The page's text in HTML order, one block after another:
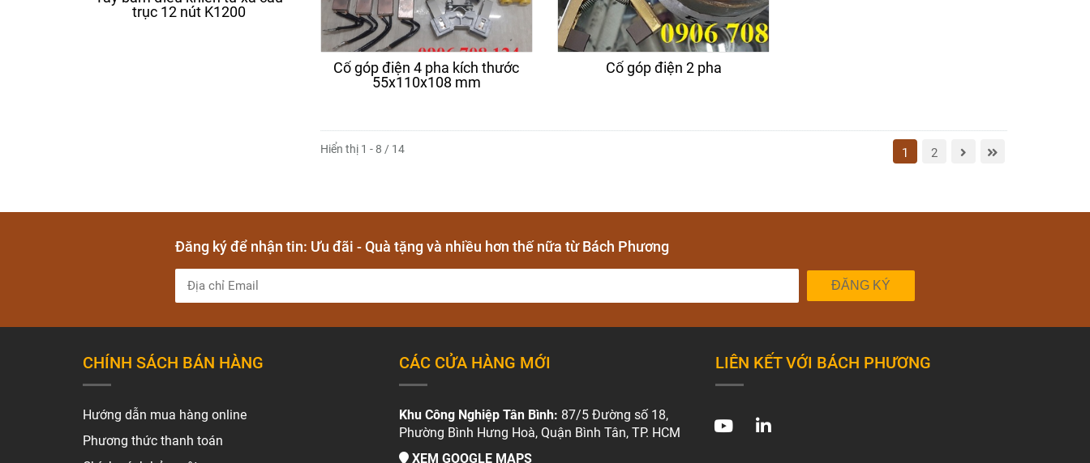
Cổ góp điện 4 pha kích thước
55x110x108 mm
Cổ góp điện 2 pha
Hiển thị 1 - 8 / 14 1 2
trục 12 nút K1200
kw SUNGDO
Nhật bãi
Đăng ký để nhận tin: Ưu đãi - Quà tặng và nhiều hơn thế nữa từ Bách Phương
ĐĂNG KÝ
CHÍNH SÁCH BÁN HÀNG
Hướng dẫn mua hàng online
Phương thức thanh toán
CÁC CỬA HÀNG MỚI
Khu Công Nghiệp Tân Bình: 87/5 Đường số 18,
Phường Bình Hưng Hoà, Quận Bình Tân, TP. HCM
XEM GOOGLE MAPS
LIÊN KẾT VỚI BÁCH PHƯƠNG